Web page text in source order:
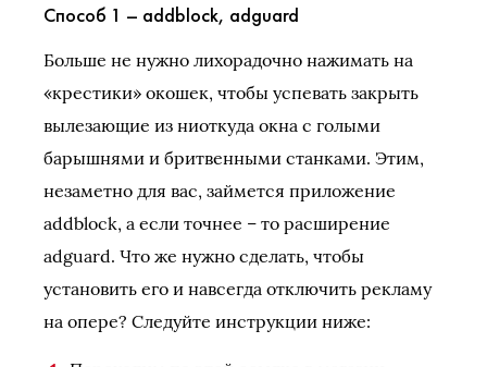
Способ 1 – addblock, adguard
Больше не нужно лихорадочно нажимать на
«крестики» окошек, чтобы успевать закрыть
вылезающие из ниоткуда окна с голыми
барышнями и бритвенными станками. Этим,
незаметно для вас, займется приложение
addblock, а если точнее – то расширение
adguard. Что же нужно сделать, чтобы
установить его и навсегда отключить рекламу
на опере? Следуйте инструкции ниже: